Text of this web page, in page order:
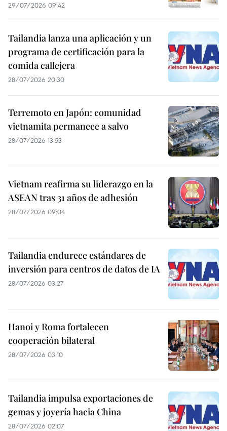
29/07/2026 09:42
Tailandia lanza una aplicación y un
programa de certificación para la
comida callejera
28/07/2026 20:30
Terremoto en Japón: comunidad
vietnamita permanece a salvo
28/07/2026 13:53
Vietnam reafirma su liderazgo en la
ASEAN tras 31 años de adhesión
28/07/2026 09:04
Tailandia endurece estándares de
inversión para centros de datos de IA
28/07/2026 03:27
Hanoi y Roma fortalecen
cooperación bilateral
28/07/2026 03:10
Tailandia impulsa exportaciones de
gemas y joyería hacia China
28/07/2026 02:07